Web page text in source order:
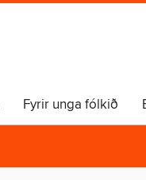
Fyrir unga fólkið